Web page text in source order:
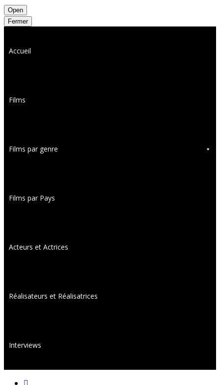
Open
Fermer
Accueil
Films
Films par genre
Films par Pays
Acteurs et Actrices
Réalisateurs et Réalisatrices
Interviews